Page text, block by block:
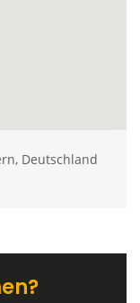
Deutschland